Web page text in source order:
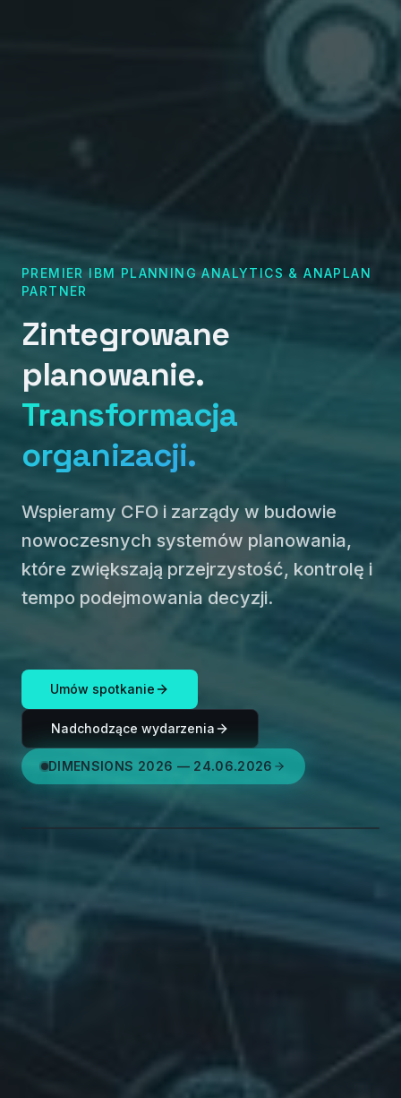
PREMIER IBM PLANNING ANALYTICS & ANAPLAN
PARTNER
Zintegrowane
planowanie.
Transformacja
organizacji.
Wspieramy CFO i zarządy w budowie
nowoczesnych systemów planowania,
które zwiększają przejrzystość, kontrolę i
tempo podejmowania decyzji.
Umów spotkanie
Nadchodzące wydarzenia
DIMENSIONS 2026 — 24.06.2026